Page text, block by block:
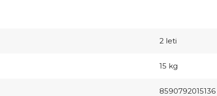
2 leti
15 kg
8590792015136